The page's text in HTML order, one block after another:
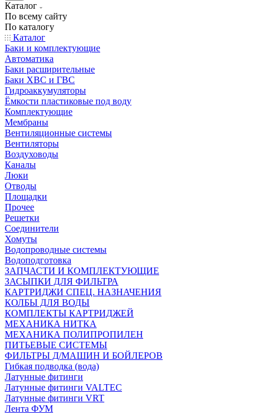
Каталог
По всему сайту
По каталогу
Каталог
Баки и комплектующие
Автоматика
Баки расширительные
Баки ХВС и ГВС
Гидроаккумуляторы
Ёмкости пластиковые под воду
Комплектующие
Мембраны
Вентиляционные системы
Вентиляторы
Воздуховоды
Каналы
Люки
Отводы
Площадки
Прочее
Решетки
Соединители
Хомуты
Водопроводные системы
Водоподготовка
ЗАПЧАСТИ И КОМПЛЕКТУЮЩИЕ
ЗАСЫПКИ ДЛЯ ФИЛЬТРА
КАРТРИДЖИ СПЕЦ. НАЗНАЧЕНИЯ
КОЛБЫ ДЛЯ ВОДЫ
КОМПЛЕКТЫ КАРТРИДЖЕЙ
МЕХАНИКА НИТКА
МЕХАНИКА ПОЛИПРОПИЛЕН
ПИТЬЕВЫЕ СИСТЕМЫ
ФИЛЬТРЫ Д/МАШИН И БОЙЛЕРОВ
Гибкая подводка (вода)
Латунные фитинги
Латунные фитинги VALTEC
Латунные фитинги VRT
Лента ФУМ